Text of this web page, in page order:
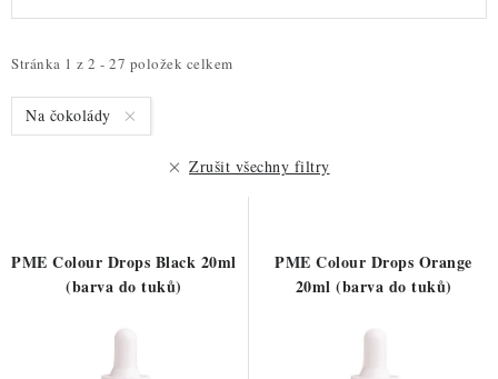
i
s
p
u
Stránka 1 z 2 - 27 položek celkem
e
n
í
d
Na čokolády
Zrušit všechny filtry
PME Colour Drops Black 20ml
(barva do tuků)
PME Colour Drops Orange
20ml (barva do tuků)